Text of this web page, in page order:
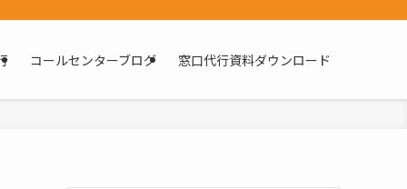
コールセンターブログ 窓口代行資料ダウンロード